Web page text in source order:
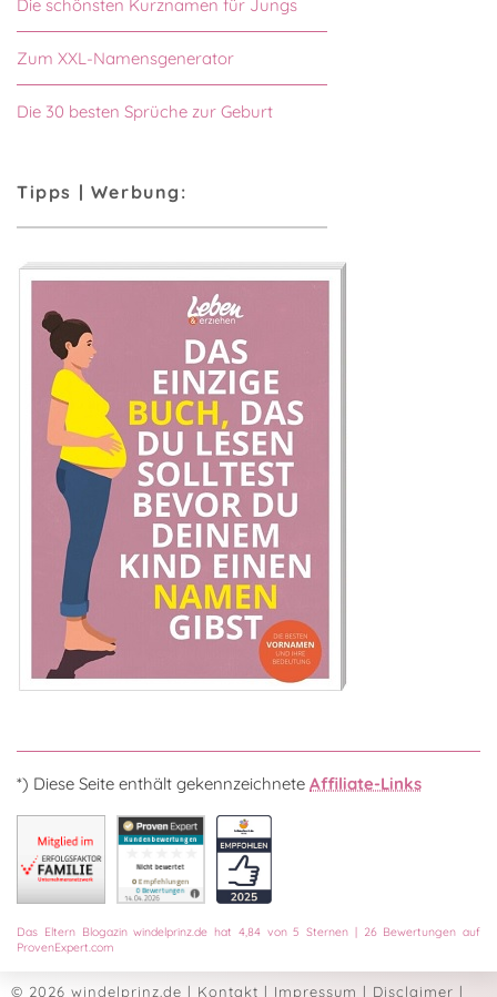
Die schönsten Kurznamen für Jungs
Zum XXL-Namensgenerator
Die 30 besten Sprüche zur Geburt
Tipps | Werbung:
*) Diese Seite enthält gekennzeichnete Affiliate-Links
Das Eltern Blogazin windelprinz.de hat 4,84von5 Sternen | 26Bewertungen auf
ProvenExpert.com
© 2026 windelprinz.de | Kontakt | Impressum | Disclaimer |